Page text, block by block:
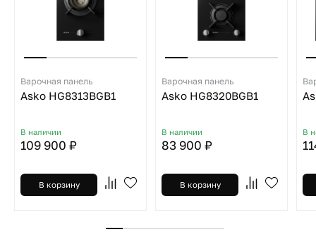
Варочная панель
Asko HG8313BGB1
В наличии
109 900 ₽
В корзину
Варочная панель
Asko HG8320BGB1
В наличии
83 900 ₽
В корзину
В